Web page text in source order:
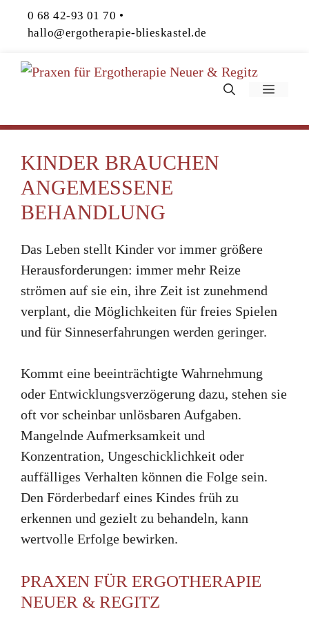
Inhalt
0 68 42-93 01 70 • ­­
hallo@ergotherapie-blieskastel.de
Menü
KINDER BRAUCHEN
ANGEMESSENE
BEHANDLUNG
Das Leben stellt Kinder vor immer größere
Herausforderungen: immer mehr Reize
strömen auf sie ein, ihre Zeit ist zunehmend
verplant, die Möglichkeiten für freies Spielen
und für Sinneserfahrungen werden geringer.
Kommt eine beeinträchtigte Wahrnehmung
oder Entwicklungsverzögerung dazu, stehen sie
oft vor scheinbar unlösbaren Aufgaben.
Mangelnde Aufmerksamkeit und
Konzentration, Ungeschicklichkeit oder
auffälliges Verhalten können die Folge sein.
Den Förderbedarf eines Kindes früh zu
erkennen und gezielt zu behandeln, kann
wertvolle Erfolge bewirken.
PRAXEN FÜR ERGOTHERAPIE
NEUER & REGITZ